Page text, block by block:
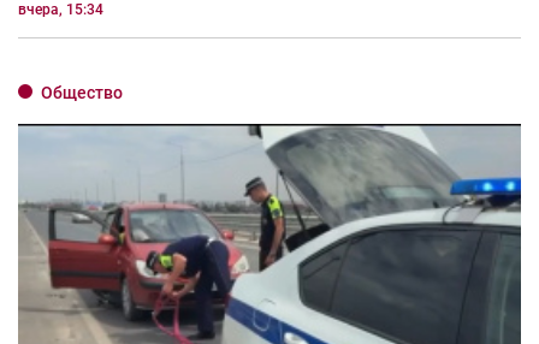
вчера, 15:34
Общество